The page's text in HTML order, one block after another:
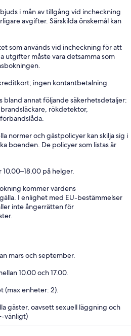
i mån av tillgång vid incheckning
avgifter. Särskilda önskemål kan
som används vid incheckning för att
utgifter måste vara detsamma som
ingen kontantbetalning.
bland annat följande säkerhetsdetaljer:
rökdetektor,
normer och gästpolicyer kan skilja sig i
boenden. De policyer som listas är
på helger.
kommer värdens
I enlighet med EU-bestämmelser
inte ångerrätten för
mars och september.
10.00 och 17.00.
(max enheter: 2).
gäster, oavsett sexuell läggning och
vänligt)